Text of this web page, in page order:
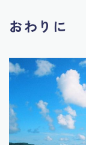
おわりに